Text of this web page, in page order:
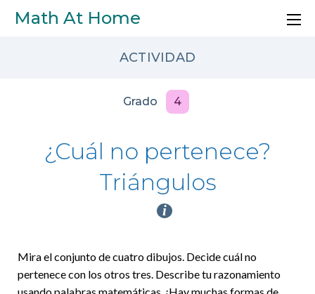
Skip to main content
Math At Home
ACTIVIDAD
Grado 4
¿Cuál no pertenece?
Triángulos
i
Mira el conjunto de cuatro dibujos. Decide cuál no
pertenece con los otros tres. Describe tu razonamiento
usando palabras matemáticas. ¡Hay muchas formas de